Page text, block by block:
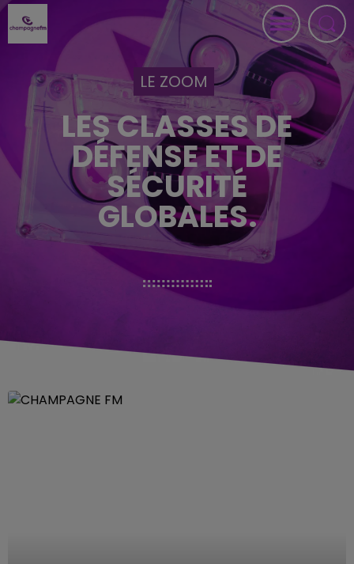
LE ZOOM
LES CLASSES DE
DÉFENSE ET DE
SÉCURITÉ
GLOBALES.